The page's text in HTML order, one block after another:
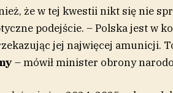
że w tej kwestii nikt się nie
podejście. – Polska jest w
jej najwięcej amunicji.
– mówił minister obrony